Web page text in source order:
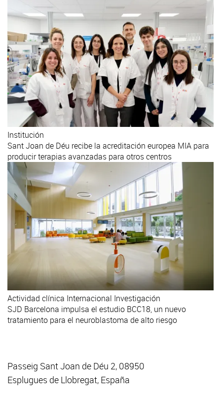
Institución
Sant Joan de Déu recibe la acreditación europea MIA para
producir terapias avanzadas para otros centros
Actividad clínica Internacional Investigación
SJD Barcelona impulsa el estudio BCC18, un nuevo
tratamiento para el neuroblastoma de alto riesgo
Passeig Sant Joan de Déu 2, 08950
Esplugues de Llobregat, España